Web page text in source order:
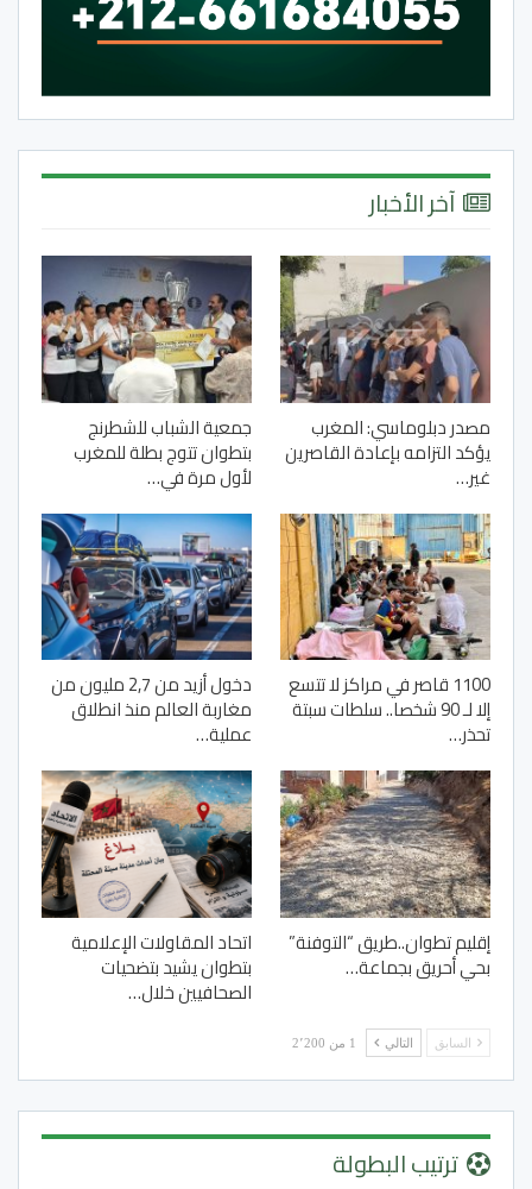
آخر الأخبار
مصدر دبلوماسي: المغرب
يؤكد التزامه بإعادة القاصرين
غير…
جمعية الشباب للشطرنج
بتطوان تتوج بطلة للمغرب
لأول مرة في…
1100 قاصر في مراكز لا تتسع
إلا لـ 90 شخصا.. سلطات سبتة
تحذر…
دخول أزيد من 2,7 مليون من
مغاربة العالم منذ انطلاق
عملية…
إقليم تطوان..طريق “التوفنة”
بحي أحريق بجماعة…
اتحاد المقاولات الإعلامية
بتطوان يشيد بتضحيات
الصحافيين خلال…
السابق التالي 1 من 2٬200
ترتيب البطولة